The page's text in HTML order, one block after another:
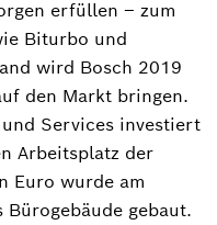
erfüllen ‒ zum
Biturbo und
wird Bosch 2019
den Markt bringen.
Services investiert
Arbeitsplatz der
Euro wurde am
gebaut.